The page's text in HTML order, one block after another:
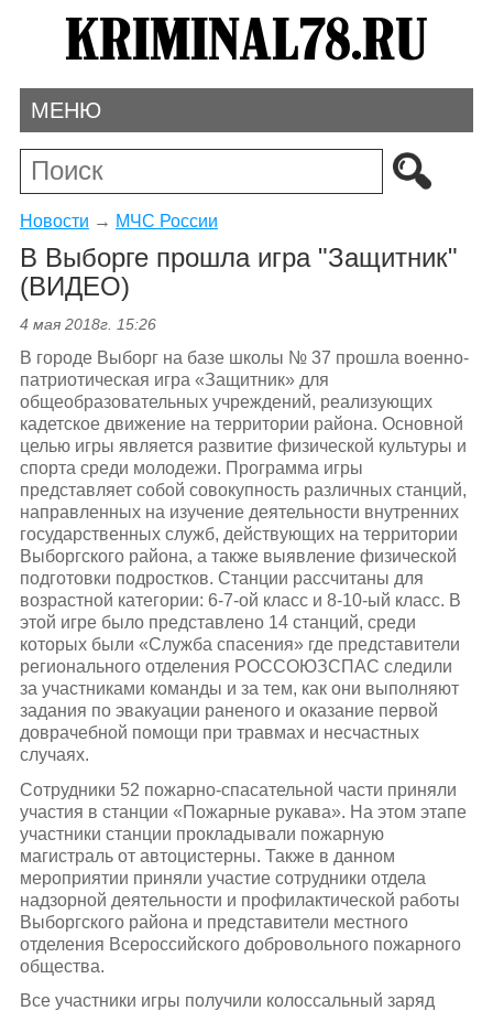
МЕНЮ
Новости → МЧС России
В Выборге прошла игра "Защитник"
(ВИДЕО)
4 мая 2018г. 15:26
В городе Выборг на базе школы № 37 прошла военно-
патриотическая игра «Защитник» для
общеобразовательных учреждений, реализующих
кадетское движение на территории района. Основной
целью игры является развитие физической культуры и
спорта среди молодежи. Программа игры
представляет собой совокупность различных станций,
направленных на изучение деятельности внутренних
государственных служб, действующих на территории
Выборгского района, а также выявление физической
подготовки подростков. Станции рассчитаны для
возрастной категории: 6-7-ой класс и 8-10-ый класс. В
этой игре было представлено 14 станций, среди
которых были «Служба спасения» где представители
регионального отделения РОССОЮЗСПАС следили
за участниками команды и за тем, как они выполняют
задания по эвакуации раненого и оказание первой
доврачебной помощи при травмах и несчастных
случаях.
Сотрудники 52 пожарно-спасательной части приняли
участия в станции «Пожарные рукава». На этом этапе
участники станции прокладывали пожарную
магистраль от автоцистерны. Также в данном
мероприятии приняли участие сотрудники отдела
надзорной деятельности и профилактической работы
Выборгского района и представители местного
отделения Всероссийского добровольного пожарного
общества.
Все участники игры получили колоссальный заряд